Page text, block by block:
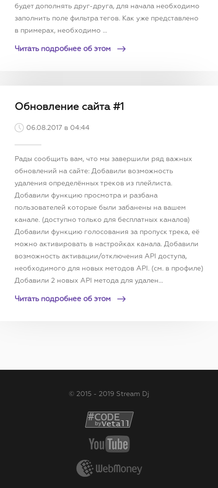
будет дополнять друг-друга, для начала необходимо
заполнить поле фильтра тегов. Как уже представлено
в примерах, необходимо ...
Читать подробнее об этом
Обновление сайта #1
06.08.2017 в 04:44
Рады сообщить вам, что мы завершили ряд важных
обновлений на сайте: Добавили возможность
удаления определённых треков из плейлиста.
Добавили функцию просмотра и разбана
пользователей которые были забанены на вашем
канале. (доступно только для бесплатных каналов)
Добавили функцию голосования за пропуск трека, её
можно активировать в настройках канала. Добавили
возможность активации/отключения API доступа,
необходимого для новых методов API. (см. в профиле)
Добавили 2 новых API метода для удален...
Читать подробнее об этом
© 2015 - 2019 Stream Dj